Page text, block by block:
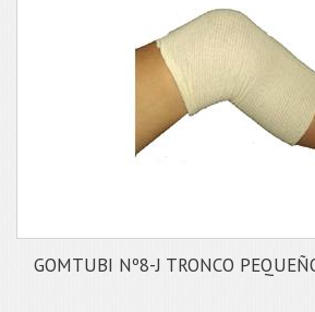
GOMTUBI Nº8-J TRONCO